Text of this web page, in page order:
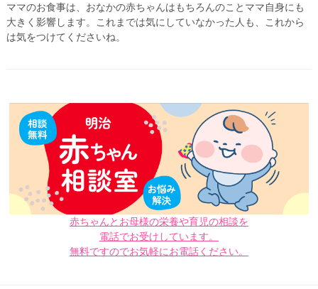
ママのお食事は、おなかの赤ちゃんはもちろんのことママ自身にも
大きく影響します。これまでは気にしていなかった人も、これから
は気をつけてくださいね。
赤ちゃんとお母様の栄養や育児の相談を
電話でお受けしています。
無料ですのでお気軽にお電話ください。